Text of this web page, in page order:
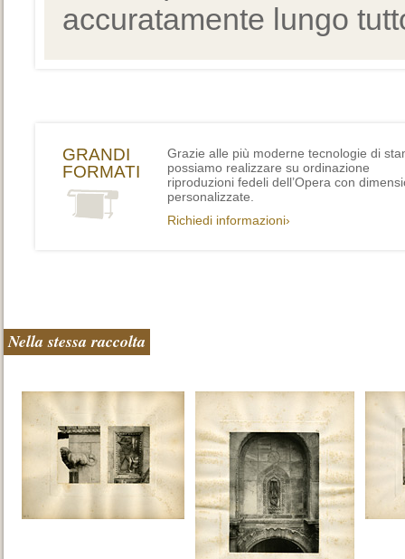
accuratamente lungo
GRANDI
FORMATI
Grazie alle più moderne tecnologie di
possiamo realizzare su ordinazione
riproduzioni fedeli dell’Opera con
personalizzate.
Richiedi informazioni›
Nella stessa raccolta